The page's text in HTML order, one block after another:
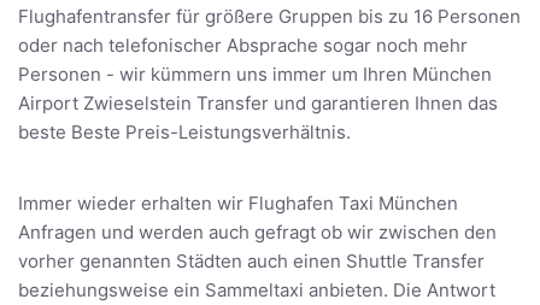
Flughafentransfer für größere Gruppen bis zu 16 Personen
oder nach telefonischer Absprache sogar noch mehr
Personen - wir kümmern uns immer um Ihren München
Airport Zwieselstein Transfer und garantieren Ihnen das
beste Beste Preis-Leistungsverhältnis.
Immer wieder erhalten wir Flughafen Taxi München
Anfragen und werden auch gefragt ob wir zwischen den
vorher genannten Städten auch einen Shuttle Transfer
beziehungsweise ein Sammeltaxi anbieten. Die Antwort